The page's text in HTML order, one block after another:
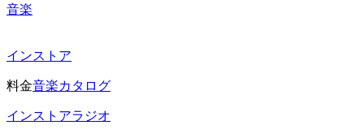
音楽
インストア
料金音楽カタログ
インストアラジオ